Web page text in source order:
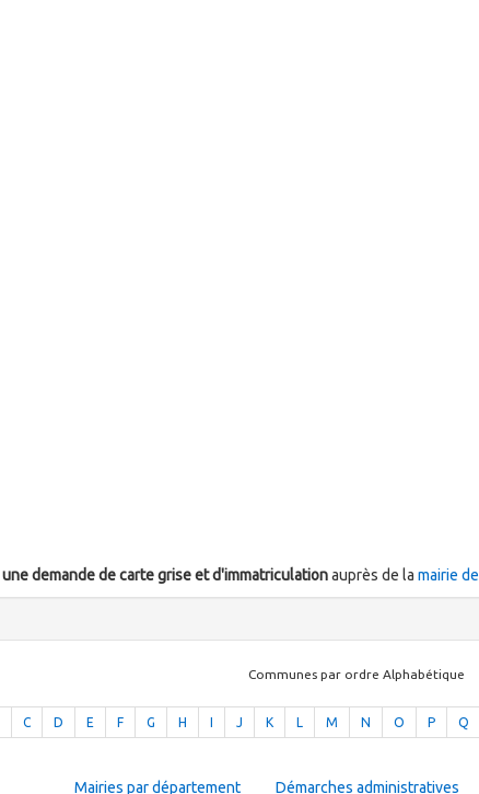
une demande de carte grise et d'immatriculationauprès de la mairie de
Communes par ordre Alphabétique
C D E F G H I J K L M N O P Q
Mairies par département Démarches administratives